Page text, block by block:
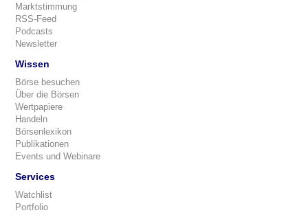
Marktstimmung
RSS-Feed
Podcasts
Newsletter
Wissen
Börse besuchen
Über die Börsen
Wertpapiere
Handeln
Börsenlexikon
Publikationen
Events und Webinare
Services
Watchlist
Portfolio